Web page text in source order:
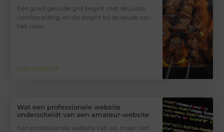
Een goed gevulde grill begint met de juiste
voorbereiding, en die begint bij de keuze van
het vlees.
Lees verder ➜
Wat een professionele website
onderscheidt van een amateur-website
Een professionele website valt op, maar niet